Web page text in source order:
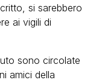
si sarebbero
ai vigili di
sono circolate
amici della